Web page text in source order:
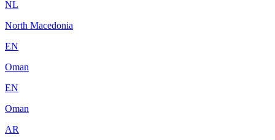
NL
North Macedonia
EN
Oman
EN
Oman
AR